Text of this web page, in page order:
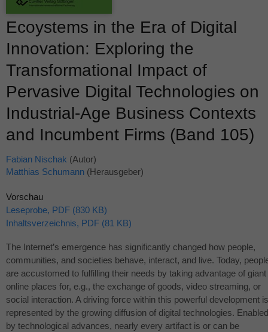
Ecoystems in the Era of Digital
Innovation: Exploring the
Transformational Impact of
Pervasive Digital Technologies on
Industrial-Age Business Contexts
and Incumbent Firms (Band 105)
Fabian Nischak (Autor)
Matthias Schumann (Herausgeber)
Vorschau
Leseprobe, PDF (830 KB)
Inhaltsverzeichnis, PDF (81 KB)
The Internet’s emergence has significantly changed how people,
communities, and societies behave, interact, and live. Today,
are accustomed to fulfilling their needs by taking advantage of giant
online places for, e.g., the exchange of goods, video streaming, or
social interaction. A driving force within this powerful development is
represented by the growing diffusion of digital technologies. Enabled
by technological advances, nearly every artifact is or can be